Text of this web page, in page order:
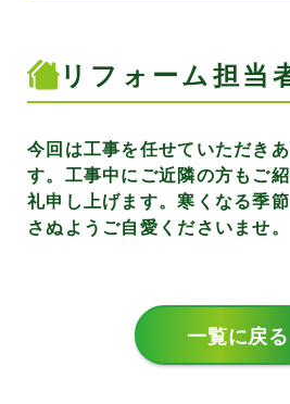
リフォーム担当
今回は工事を任せていただき
す。工事中にご近隣の方もご
礼申し上げます。寒くなる季
さぬようご自愛くださいませ。
一覧に戻る